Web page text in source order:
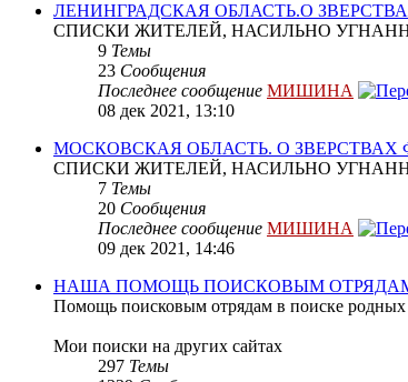
ЛЕНИНГРАДСКАЯ ОБЛАСТЬ.О
СПИСКИ ЖИТЕЛЕЙ, НАСИЛЬНО
9 Темы
23 Сообщения
Последнее сообщение МИШИНА
08 дек 2021, 13:10
МОСКОВСКАЯ ОБЛАСТЬ. О
СПИСКИ ЖИТЕЛЕЙ, НАСИЛЬНО
7 Темы
20 Сообщения
Последнее сообщение МИШИНА
09 дек 2021, 14:46
НАША ПОМОЩЬ ПОИСКОВЫМ
Помощь поисковым отрядам в поиске родных
Мои поиски на других сайтах
297 Темы